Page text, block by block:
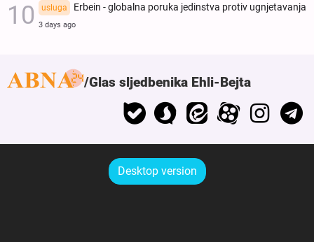
usluga Erbein - globalna poruka jedinstva protiv ugnjetavanja
3 days ago
Glas sljedbenika Ehli-Bejta
Desktop version